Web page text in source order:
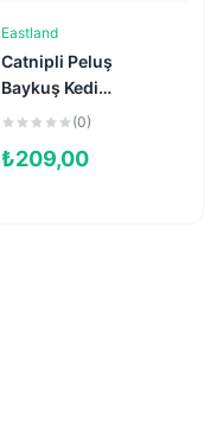
Sepete Ekle
Eastland
Catnipli Peluş
Baykuş Kedi
Oyuncağı 16cm
(0)
₺209,00